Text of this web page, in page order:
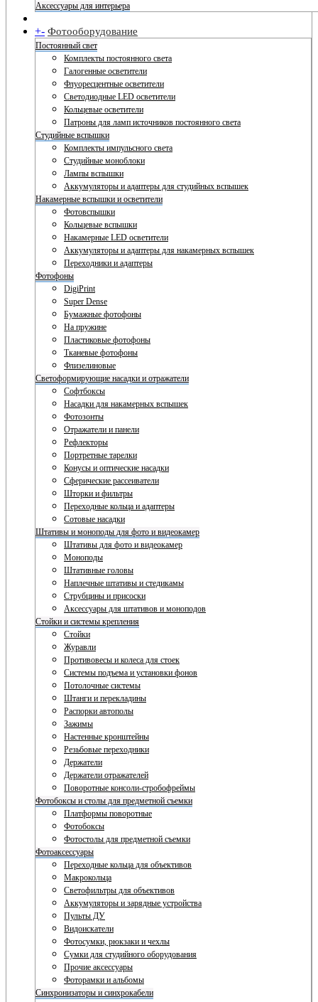
Аксессуары для интерьера
+- Фотооборудование
Постоянный свет
Комплекты постоянного света
Галогенные осветители
Флуоресцентные осветители
Светодиодные LED осветители
Кольцевые осветители
Патроны для ламп источников постоянного света
Студийные вспышки
Комплекты импульсного света
Студийные моноблоки
Лампы вспышки
Аккумуляторы и адаптеры для студийных вспышек
Накамерные вспышки и осветители
Фотовспышки
Кольцевые вспышки
Накамерные LED осветители
Аккумуляторы и адаптеры для накамерных вспышек
Переходники и адаптеры
Фотофоны
DigiPrint
Super Dense
Бумажные фотофоны
На пружине
Пластиковые фотофоны
Тканевые фотофоны
Флизелиновые
Светоформирующие насадки и отражатели
Софтбоксы
Насадки для накамерных вспышек
Фотозонты
Отражатели и панели
Рефлекторы
Портретные тарелки
Конусы и оптические насадки
Сферические рассеиватели
Шторки и фильтры
Переходные кольца и адаптеры
Сотовые насадки
Штативы и моноподы для фото и видеокамер
Штативы для фото и видеокамер
Моноподы
Штативные головы
Наплечные штативы и стедикамы
Струбцины и присоски
Аксессуары для штативов и моноподов
Стойки и системы крепления
Стойки
Журавли
Противовесы и колеса для стоек
Системы подъема и установки фонов
Потолочные системы
Штанги и перекладины
Распорки автополы
Зажимы
Настенные кронштейны
Резьбовые переходники
Держатели
Держатели отражателей
Поворотные консоли-стробофреймы
Фотобоксы и столы для предметной съемки
Платформы поворотные
Фотобоксы
Фотостолы для предметной съемки
Фотоаксессуары
Переходные кольца для объективов
Макрокольца
Светофильтры для объективов
Аккумуляторы и зарядные устройства
Пульты ДУ
Видоискатели
Фотосумки, рюкзаки и чехлы
Сумки для студийного оборудования
Прочие аксессуары
Фоторамки и альбомы
Синхронизаторы и синхрокабели